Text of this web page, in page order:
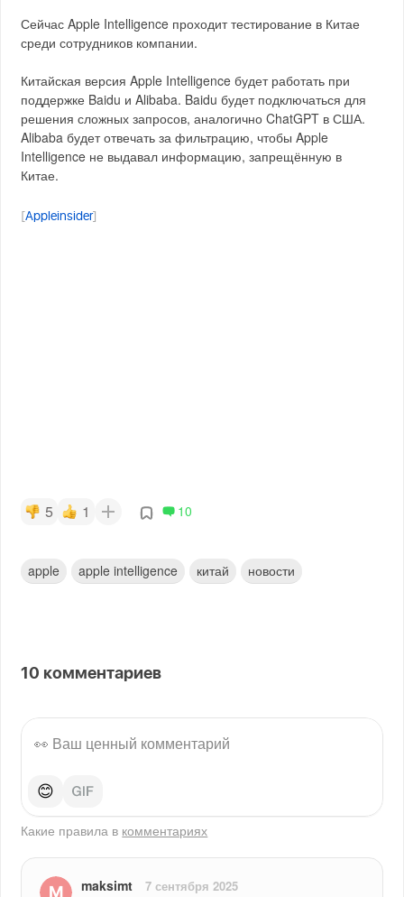
Сейчас Apple Intelligence проходит тестирование в Китае
среди сотрудников компании.
Китайская версия Apple Intelligence будет работать при
поддержке Baidu и Alibaba. Baidu будет подключаться для
решения сложных запросов, аналогично ChatGPT в США.
Alibaba будет отвечать за фильтрацию, чтобы Apple
Intelligence не выдавал информацию, запрещённую в
Китае.
[Appleinsider]
5 1 10
apple apple intelligence китай новости
10 комментариев
😊
Какие правила в комментариях
maksimt 7 сентября 2025